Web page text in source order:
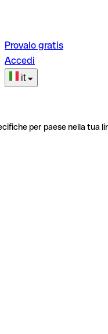
Provalo gratis
Accedi
it
per paese nella tua